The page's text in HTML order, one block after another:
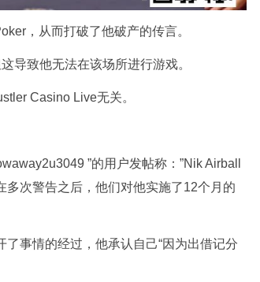
，从而打破了他破产的传言。
导致他无法在该场所进行游戏。
Casino Live无关。
”的用户发帖称：”Nik Airball
次警告之后，他们对他实施了12个月的
事情的经过，他承认自己“因为出借记分